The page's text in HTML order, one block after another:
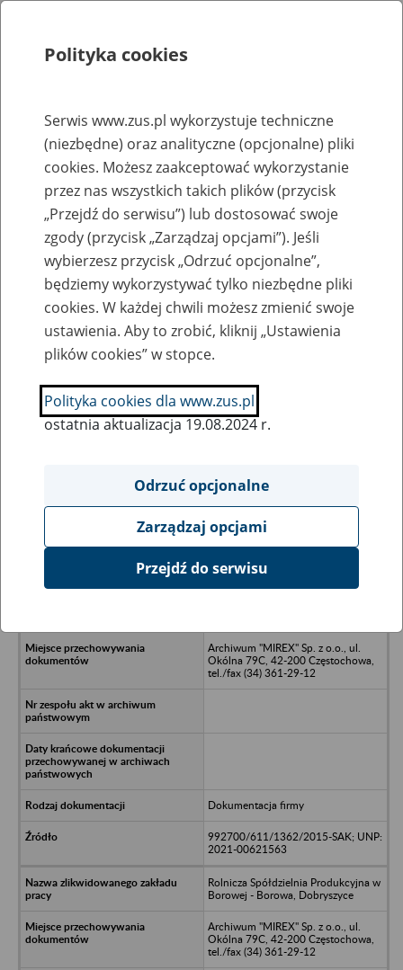
Rejestry, ewidencje i archiwa
Baza zlikwidowanych lub
przekształconych zakładów pracy
Nazwa zakładu pracy:
SZUKAJ
Ukryj wszystkie pozycje bazy
STYROKON Spółka z o.o. w
Archiwum "MIREX" Sp. z o.o., ul.
Okólna 79C, 42-200 Częstochowa,
tel./fax (34) 361-29-12
Dokumentacja firmy
992700/611/1362/2015-SAK; UNP:
2021-00621563
Rolnicza Spółdzielnia Produkcyjna w
Borowej - Borowa, Dobryszyce
Archiwum "MIREX" Sp. z o.o., ul.
Okólna 79C, 42-200 Częstochowa,
tel./fax (34) 361-29-12
Polityka cookies
Serwis www.zus.pl wykorzystuje techniczne
(niezbędne) oraz analityczne (opcjonalne) pliki
cookies. Możesz zaakceptować wykorzystanie
przez nas wszystkich takich plików (przycisk
„Przejdź do serwisu”) lub dostosować swoje
zgody (przycisk „Zarządzaj opcjami”). Jeśli
wybierzesz przycisk „Odrzuć opcjonalne”,
będziemy wykorzystywać tylko niezbędne pliki
cookies. W każdej chwili możesz zmienić swoje
ustawienia. Aby to zrobić, kliknij „Ustawienia
plików cookies” w stopce.
Polityka cookies dla www.zus.pl
ostatnia aktualizacja 19.08.2024 r.
Odrzuć opcjonalne
Zarządzaj opcjami
Przejdź do serwisu